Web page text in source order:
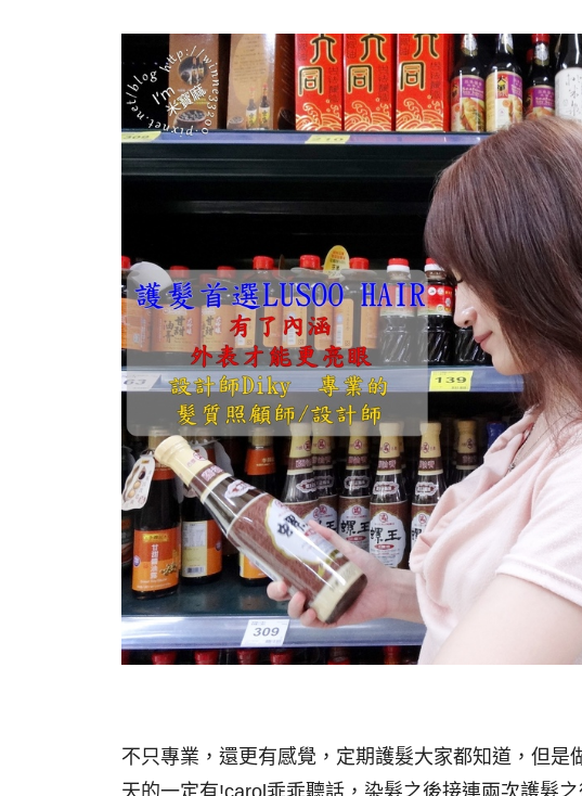
不只專業，還更有感覺，定期護髮大家都知道，但
天的一定有!carol乖乖聽話，染髮之後接連兩次護髮